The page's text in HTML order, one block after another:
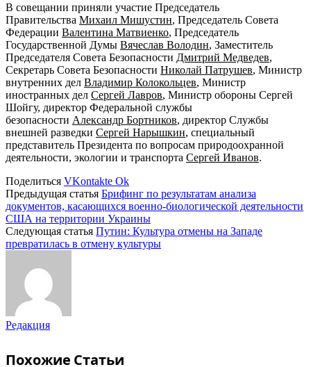
В совещании приняли участие Председатель
Правительства Михаил Мишустин, Председатель Совета
Федерации Валентина Матвиенко, Председатель
Государственной Думы Вячеслав Володин, Заместитель
Председателя Совета Безопасности Дмитрий Медведев,
Секретарь Совета Безопасности Николай Патрушев, Министр
внутренних дел Владимир Колокольцев, Министр
иностранных дел Сергей Лавров, Министр обороны Сергей
Шойгу, директор Федеральной службы
безопасности Александр Бортников, директор Службы
внешней разведки Сергей Нарышкин, специальный
представитель Президента по вопросам природоохранной
деятельности, экологии и транспорта Сергей Иванов.
Поделиться VKontakte Ok
Предыдущая статья Брифинг по результатам анализа
документов, касающихся военно-биологической деятельности
США на территории Украины
Следующая статья Путин: Культура отмены на Западе
превратилась в отмену культуры
Редакция
Похожие Статьи